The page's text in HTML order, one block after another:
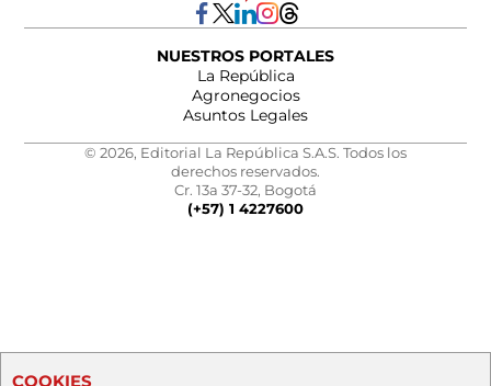
NUESTROS PORTALES
La República
Agronegocios
Asuntos Legales
© 2026, Editorial La República S.A.S. Todos los
derechos reservados.
Cr. 13a 37-32, Bogotá
(+57) 1 4227600
COOKIES